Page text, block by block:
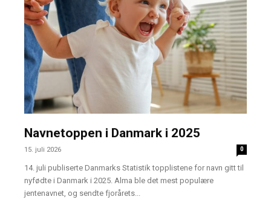
Navnetoppen i Danmark i 2025
15. juli 2026 0
14. juli publiserte Danmarks Statistik topplistene for navn gitt til
nyfødte i Danmark i 2025. Alma ble det mest populære
jentenavnet, og sendte fjorårets...